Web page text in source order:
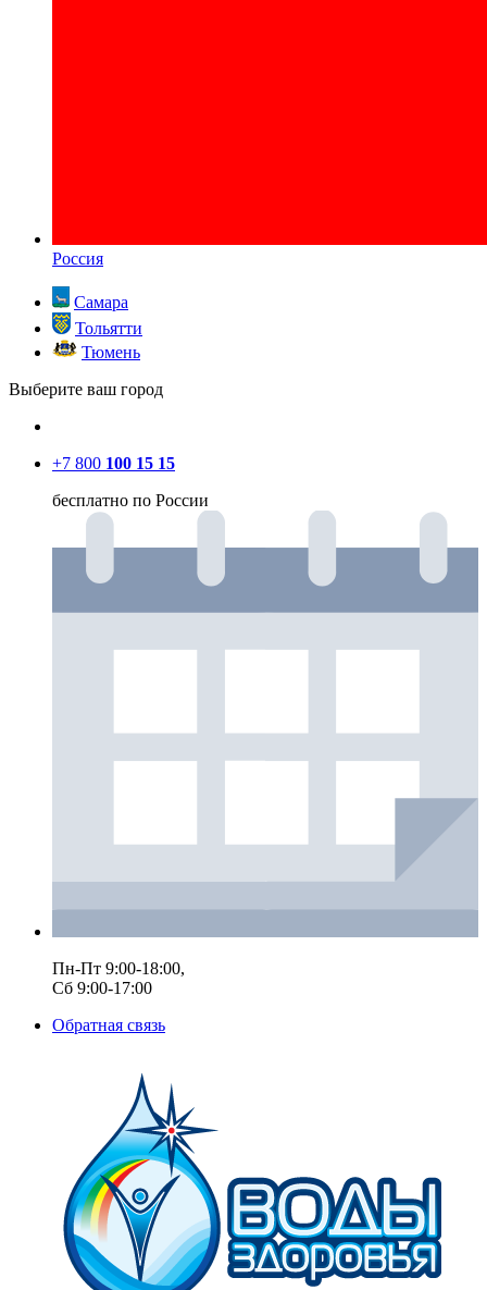
Россия
Самара
Тольятти
Тюмень
Выберите ваш город
+7 800 100 15 15
бесплатно по России
Пн-Пт 9:00-18:00,
Сб 9:00-17:00
Обратная связь